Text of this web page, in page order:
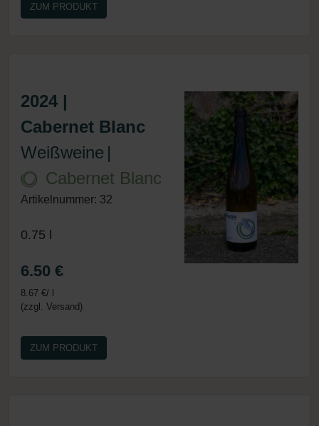
ZUM PRODUKT
2024 |
Cabernet Blanc
Weißweine |
Cabernet Blanc
Artikelnummer: 32
0.75 l
6.50 €
8.67 €/ l
(zzgl. Versand)
ZUM PRODUKT